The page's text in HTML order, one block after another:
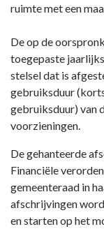
ruimte met een
De op de
toegepaste
stelsel dat is
gebruiksduur
gebruiksduur) van
voorzieningen.
De gehanteerde
Financiële
gemeenteraad in
afschrijvingen
en starten op het